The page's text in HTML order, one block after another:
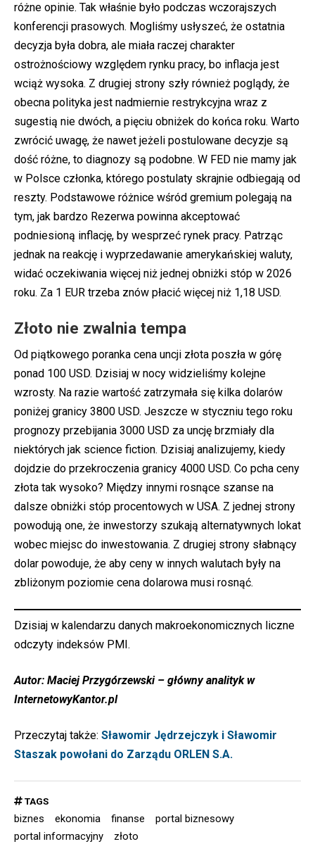
różne opinie. Tak właśnie było podczas wczorajszych
konferencji prasowych. Mogliśmy usłyszeć, że ostatnia
decyzja była dobra, ale miała raczej charakter
ostrożnościowy względem rynku pracy, bo inflacja jest
wciąż wysoka. Z drugiej strony szły również poglądy, że
obecna polityka jest nadmiernie restrykcyjna wraz z
sugestią nie dwóch, a pięciu obniżek do końca roku. Warto
zwrócić uwagę, że nawet jeżeli postulowane decyzje są
dość różne, to diagnozy są podobne. W FED nie mamy jak
w Polsce członka, którego postulaty skrajnie odbiegają od
reszty. Podstawowe różnice wśród gremium polegają na
tym, jak bardzo Rezerwa powinna akceptować
podniesioną inflację, by wesprzeć rynek pracy. Patrząc
jednak na reakcję i wyprzedawanie amerykańskiej waluty,
widać oczekiwania więcej niż jednej obniżki stóp w 2026
roku. Za 1 EUR trzeba znów płacić więcej niż 1,18 USD.
Złoto nie zwalnia tempa
Od piątkowego poranka cena uncji złota poszła w górę
ponad 100 USD. Dzisiaj w nocy widzieliśmy kolejne
wzrosty. Na razie wartość zatrzymała się kilka dolarów
poniżej granicy 3800 USD. Jeszcze w styczniu tego roku
prognozy przebijania 3000 USD za uncję brzmiały dla
niektórych jak science fiction. Dzisiaj analizujemy, kiedy
dojdzie do przekroczenia granicy 4000 USD. Co pcha ceny
złota tak wysoko? Między innymi rosnące szanse na
dalsze obniżki stóp procentowych w USA. Z jednej strony
powodują one, że inwestorzy szukają alternatywnych lokat
wobec miejsc do inwestowania. Z drugiej strony słabnący
dolar powoduje, że aby ceny w innych walutach były na
zbliżonym poziomie cena dolarowa musi rosnąć.
Dzisiaj w kalendarzu danych makroekonomicznych liczne
odczyty indeksów PMI.
Autor: Maciej Przygórzewski – główny analityk w
InternetowyKantor.pl
Przeczytaj także: Sławomir Jędrzejczyk i Sławomir
Staszak powołani do Zarządu ORLEN S.A.
TAGS
biznes ekonomia finanse
portal biznesowy
portal informacyjny
złoto